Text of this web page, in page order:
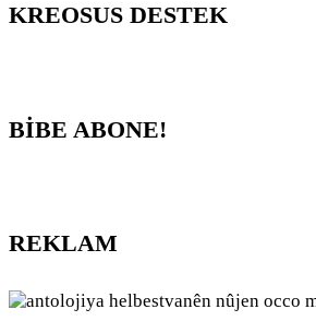
KREOSUS DESTEK
BİBE ABONE!
REKLAM